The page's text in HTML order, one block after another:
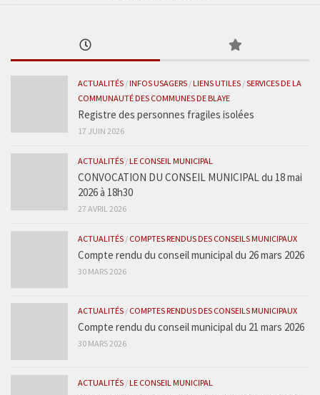
ACTUALITÉS /INFOS USAGERS /LIENS UTILES /SERVICES DE LA
COMMUNAUTÉ DES COMMUNES DE BLAYE
Registre des personnes fragiles isolées
17 JUIN 2026
ACTUALITÉS /LE CONSEIL MUNICIPAL
CONVOCATION DU CONSEIL MUNICIPAL du 18 mai
2026 à 18h30
27 AVRIL 2026
ACTUALITÉS / COMPTES RENDUS DES CONSEILS MUNICIPAUX
Compte rendu du conseil municipal du 26 mars 2026
30 MARS 2026
ACTUALITÉS / COMPTES RENDUS DES CONSEILS MUNICIPAUX
Compte rendu du conseil municipal du 21 mars 2026
30 MARS 2026
ACTUALITÉS /LE CONSEIL MUNICIPAL